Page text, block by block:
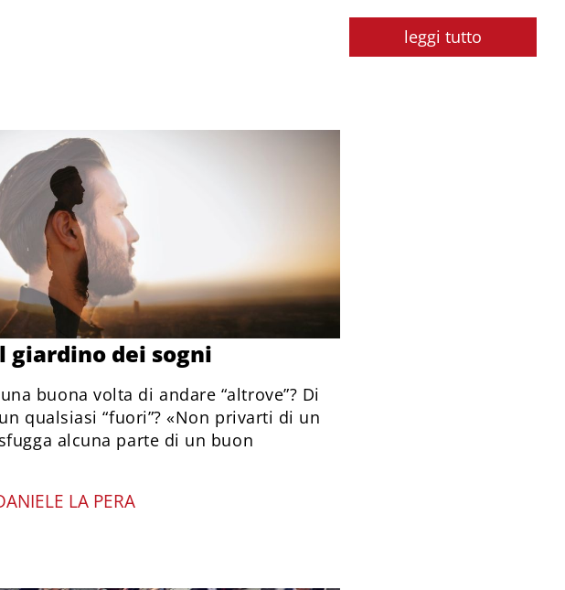
leggi tutto
giardino dei sogni
buona volta di andare “altrove”? Di
qualsiasi “fuori”? «Non privarti di un
alcuna parte di un buon
LA PERA